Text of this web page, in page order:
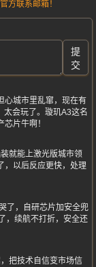
方联系邮箱！
提
交
心城市里乱窜，现在有
太会玩了。璇玑A3这名
片牛啊！
就能上激光版城市领
，以后反应更快，处理
了，自研芯片加安全兜
，续航不打折，安全还
把技术自信变市场信